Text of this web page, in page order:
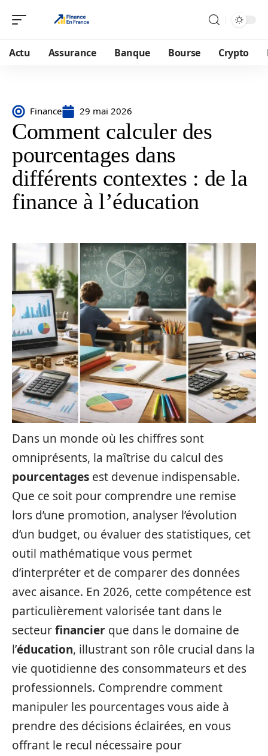
Actu Assurance Banque Bourse Crypto
Finance 29 mai 2026
Comment calculer des
pourcentages dans
différents contextes : de la
finance à l’éducation
Dans un monde où les chiffres sont
omniprésents, la maîtrise du calcul des
pourcentages est devenue indispensable.
Que ce soit pour comprendre une remise
lors d’une promotion, analyser l’évolution
d’un budget, ou évaluer des statistiques, cet
outil mathématique vous permet
d’interpréter et de comparer des données
avec aisance. En 2026, cette compétence est
particulièrement valorisée tant dans le
secteurfinancier que dans le domaine de
l’éducation, illustrant son rôle crucial dans la
vie quotidienne des consommateurs et des
professionnels. Comprendre comment
manipuler les pourcentages vous aide à
prendre des décisions éclairées, en vous
offrant le recul nécessaire pour